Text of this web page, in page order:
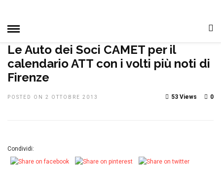
PRIMO PIANO
Le Auto dei Soci CAMET per il
calendario ATT con i volti più noti di
Firenze
POSTED ON 2 OTTOBRE 2013 0
53 Views
Condividi: